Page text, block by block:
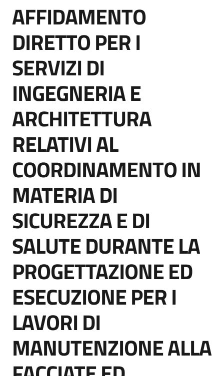
acquisto
Supporto
Piattaforme
telematiche
English
site
Seguici
su
Salta al contenuto
AFFIDAMENTO
DIRETTO PER I
SERVIZI DI
INGEGNERIA E
ARCHITETTURA
RELATIVI AL
COORDINAMENTO IN
MATERIA DI
SICUREZZA E DI
SALUTE DURANTE LA
PROGETTAZIONE ED
ESECUZIONE PER I
LAVORI DI
MANUTENZIONE ALLA